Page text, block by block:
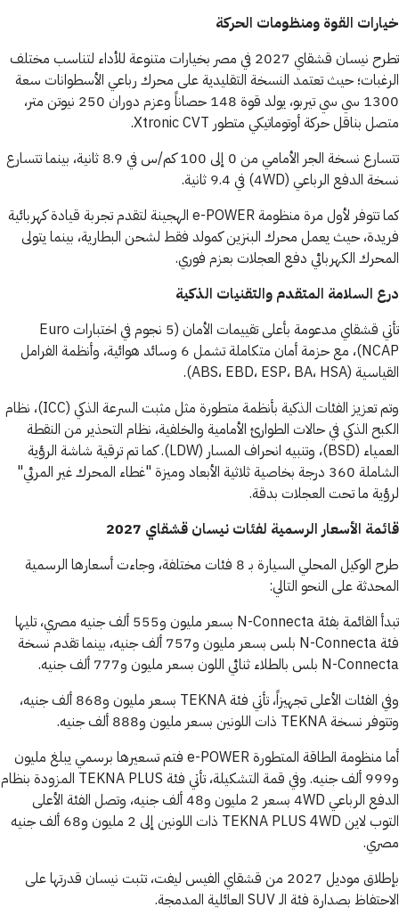
خيارات القوة ومنظومات الحركة
تطرح نيسان قشقاي 2027 في مصر بخيارات متنوعة للأداء لتناسب مختلف
الرغبات؛ حيث تعتمد النسخة التقليدية على محرك رباعي الأسطوانات سعة
1300 سي سي تيربو، يولد قوة 148 حصاناً وعزم دوران 250 نيوتن متر،
متصل بناقل حركة أوتوماتيكي متطور Xtronic CVT.
تتسارع نسخة الجر الأمامي من 0 إلى 100 كم/س في 8.9 ثانية، بينما تتسارع
نسخة الدفع الرباعي (4WD) في 9.4 ثانية.
كما تتوفر لأول مرة منظومة e-POWER الهجينة لتقدم تجربة قيادة كهربائية
فريدة، حيث يعمل محرك البنزين كمولد فقط لشحن البطارية، بينما يتولى
المحرك الكهربائي دفع العجلات بعزم فوري.
درع السلامة المتقدم والتقنيات الذكية
تأتي قشقاي مدعومة بأعلى تقييمات الأمان (5 نجوم في اختبارات Euro
NCAP)، مع حزمة أمان متكاملة تشمل 6 وسائد هوائية، وأنظمة الفرامل
القياسية (ABS، EBD، ESP، BA، HSA).
وتم تعزيز الفئات الذكية بأنظمة متطورة مثل مثبت السرعة الذكي (ICC)، نظام
الكبح الذكي في حالات الطوارئ الأمامية والخلفية، نظام التحذير من النقطة
العمياء (BSD)، وتنبيه انحراف المسار (LDW). كما تم ترقية شاشة الرؤية
الشاملة 360 درجة بخاصية ثلاثية الأبعاد وميزة "غطاء المحرك غير المرئي"
لرؤية ما تحت العجلات بدقة.
قائمة الأسعار الرسمية لفئات نيسان قشقاي 2027
طرح الوكيل المحلي السيارة بـ 8 فئات مختلفة، وجاءت أسعارها الرسمية
المحدثة على النحو التالي:
تبدأ القائمة بفئة N-Connecta بسعر مليون و555 ألف جنيه مصري، تليها
فئة N-Connecta بلس بسعر مليون و757 ألف جنيه، بينما تقدم نسخة
N-Connecta بلس بالطلاء ثنائي اللون بسعر مليون و777 ألف جنيه.
وفي الفئات الأعلى تجهيزاً، تأتي فئة TEKNA بسعر مليون و868 ألف جنيه،
وتتوفر نسخة TEKNA ذات اللونين بسعر مليون و888 ألف جنيه.
أما منظومة الطاقة المتطورة e-POWER فتم تسعيرها برسمي يبلغ مليون
و999 ألف جنيه. وفي قمة التشكيلة، تأتي فئة TEKNA PLUS المزودة بنظام
الدفع الرباعي 4WD بسعر 2 مليون و48 ألف جنيه، وتصل الفئة الأعلى
التوب لاين TEKNA PLUS 4WD ذات اللونين إلى 2 مليون و68 ألف جنيه
مصري.
بإطلاق موديل 2027 من قشقاي الفيس ليفت، تثبت نيسان قدرتها على
الاحتفاظ بصدارة فئة الـ SUV العائلية المدمجة.